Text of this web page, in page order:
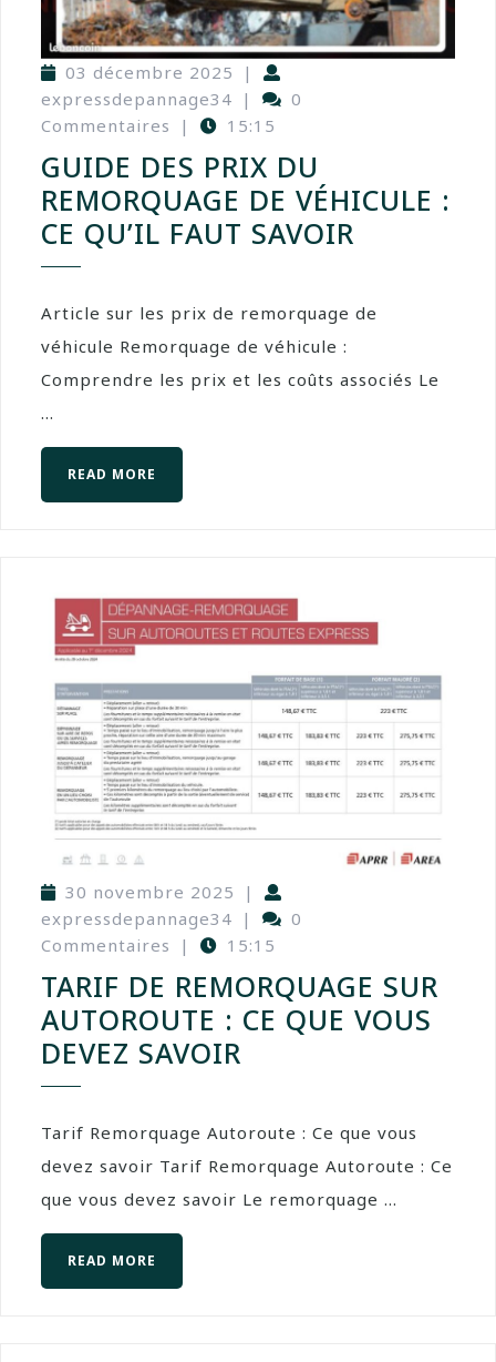
03 décembre 2025
|
expressdepannage34 |
0
Commentaires
| 15:15
GUIDE DES PRIX DU
REMORQUAGE DE VÉHICULE :
CE QU’IL FAUT SAVOIR
Article sur les prix de remorquage de
véhicule Remorquage de véhicule :
Comprendre les prix et les coûts associés Le
...
READ MORE
30 novembre 2025
|
expressdepannage34 |
0
Commentaires
| 15:15
TARIF DE REMORQUAGE SUR
AUTOROUTE : CE QUE VOUS
DEVEZ SAVOIR
Tarif Remorquage Autoroute : Ce que vous
devez savoir Tarif Remorquage Autoroute : Ce
que vous devez savoir Le remorquage ...
READ MORE